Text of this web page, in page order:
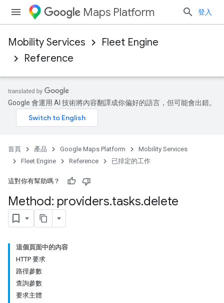
Maps Platform 登入
Mobility Services
Fleet Engine
Reference
Google 會運用 AI 技術將內容翻譯成你偏好的語言，但可能會出錯。
首頁 產品 Google Maps Platform
Mobility Services
Fleet Engine
Reference 已排定的工作
這對你有幫助嗎？
Method: providers.tasks.delete
這個頁面中的內容
HTTP 要求
路徑參數
查詢參數
要求主體